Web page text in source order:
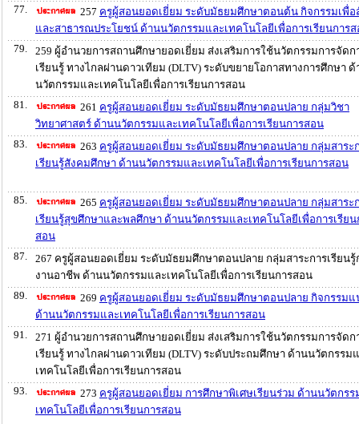
77.
257 ครูผู้สอนยอดเยี่ยม ระดับมัธยมศึกษาตอนต้น กิจกรรมเพื่อ
และสาธารณประโยชน์ ด้านนวัตกรรมและเทคโนโลยีเพื่อการเรียนการ
79.
259 ผู้อำนวยการสถานศึกษายอดเยี่ยม ส่งเสริมการใช้นวัตกรรมการจัดก
เรียนรู้ ทางไกลผ่านดาวเทียม (DLTV) ระดับขยายโอกาสทางการศึกษา ด้
นวัตกรรมและเทคโนโลยีเพื่อการเรียนการสอน
81.
261 ครูผู้สอนยอดเยี่ยม ระดับมัธยมศึกษาตอนปลาย กลุ่มวิชา
วิทยาศาสตร์ ด้านนวัตกรรมและเทคโนโลยีเพื่อการเรียนการสอน
83.
263 ครูผู้สอนยอดเยี่ยม ระดับมัธยมศึกษาตอนปลาย กลุ่มสาระ
เรียนรู้สังคมศึกษา ด้านนวัตกรรมและเทคโนโลยีเพื่อการเรียนการสอน
85. 265 ครูผู้สอนยอดเยี่ยม ระดับมัธยมศึกษาตอนปลาย กลุ่มสาระ
เรียนรู้สุขศึกษาและพลศึกษา ด้านนวัตกรรมและเทคโนโลยีเพื่อการเรียน
สอน
87.
267 ครูผู้สอนยอดเยี่ยม ระดับมัธยมศึกษาตอนปลาย กลุ่มสาระการเรียนรู้
งานอาชีพ ด้านนวัตกรรมและเทคโนโลยีเพื่อการเรียนการสอน
89.
269 ครูผู้สอนยอดเยี่ยม ระดับมัธยมศึกษาตอนปลาย กิจกรรมแ
ด้านนวัตกรรมและเทคโนโลยีเพื่อการเรียนการสอน
91.
271 ผู้อำนวยการสถานศึกษายอดเยี่ยม ส่งเสริมการใช้นวัตกรรมการจัดก
เรียนรู้ ทางไกลผ่านดาวเทียม (DLTV) ระดับประถมศึกษา ด้านนวัตกรรม
เทคโนโลยีเพื่อการเรียนการสอน
93.
273 ครูผู้สอนยอดเยี่ยม การศึกษาพิเศษเรียนร่วม ด้านนวัตกรร
เทคโนโลยีเพื่อการเรียนการสอน